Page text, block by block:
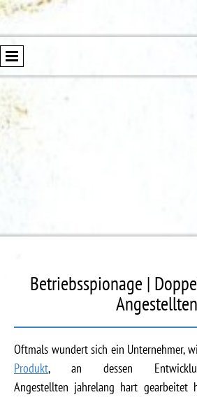
Betriebsspionage |
Angestellten
Oftmals wundert sich ein Unternehmer,
Produkt, an dessen
Angestellten jahrelang hart gearbeitet